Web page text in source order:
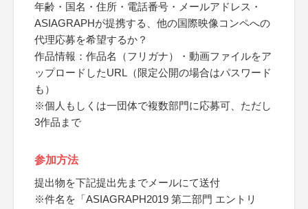
年齢・国名・住所・電話番号・メールアドレス・
ASIAGRAPHが提携する、他の国際映像コンペへの
代理応募を希望するか？
作品情報：作品名（フリガナ）・動画ファイルをア
ップロードしたURL（限定公開の場合はパスワード
も）
※個人もしくは一団体で複数部門に応募可、ただし
3作品まで
参加方法
提出物を下記提出先までメールにて送付
※件名を「ASIAGRAPH2019 第二部門 エントリ